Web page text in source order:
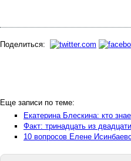
Поделиться:
Еще записи по теме:
Екатерина Блескина: кто
Факт: тринадцать из
10 вопросов Елене